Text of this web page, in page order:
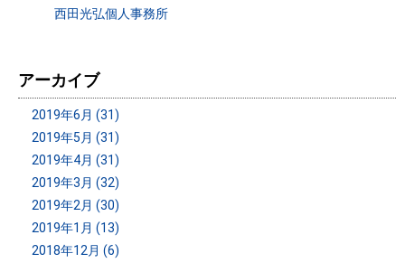
西田光弘個人事務所
アーカイブ
2019年6月 (31)
2019年5月 (31)
2019年4月 (31)
2019年3月 (32)
2019年2月 (30)
2019年1月 (13)
2018年12月 (6)